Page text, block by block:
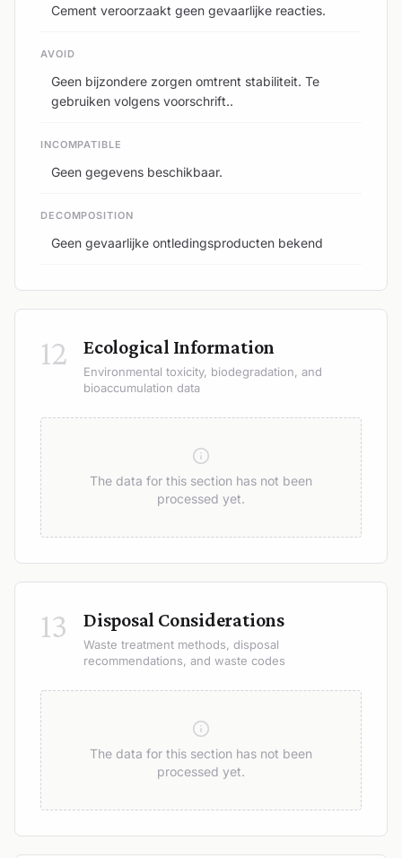
Cement veroorzaakt geen gevaarlijke reacties.
AVOID
Geen bijzondere zorgen omtrent stabiliteit. Te
gebruiken volgens voorschrift..
INCOMPATIBLE
Geen gegevens beschikbaar.
DECOMPOSITION
Geen gevaarlijke ontledingsproducten bekend
12 Ecological Information
Environmental toxicity, biodegradation, and
bioaccumulation data
The data for this section has not been
processed yet.
13 Disposal Considerations
Waste treatment methods, disposal
recommendations, and waste codes
The data for this section has not been
processed yet.